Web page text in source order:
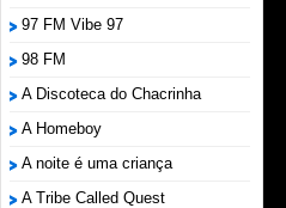
97 FM Vibe 97
98 FM
A Discoteca do Chacrinha
A Homeboy
A noite é uma criança
A Tribe Called Quest